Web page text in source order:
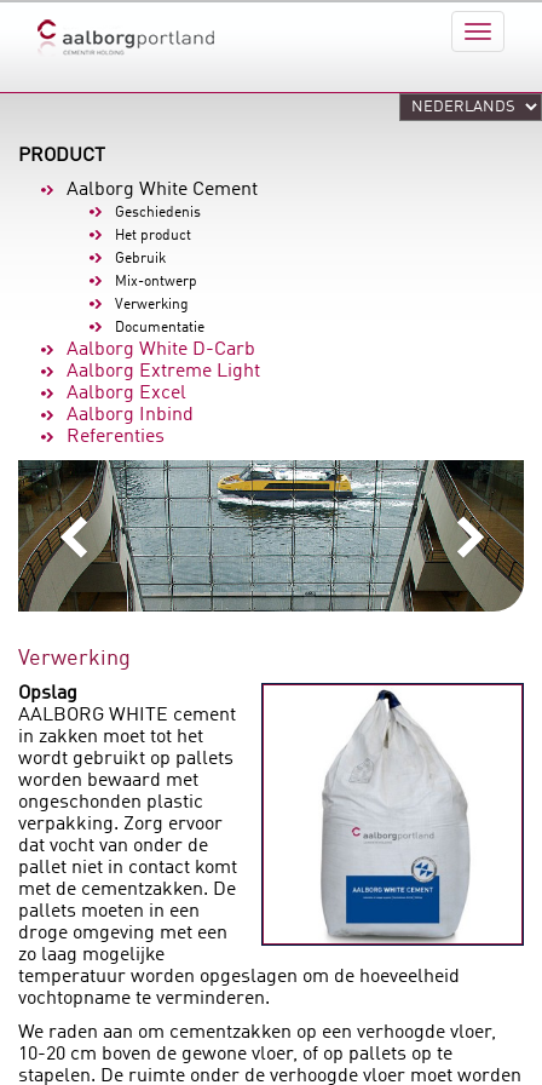
PRODUCT
Aalborg White Cement
Geschiedenis
Het product
Gebruik
Mix-ontwerp
Verwerking
Documentatie
Aalborg White D-Carb
Aalborg Extreme Light
Aalborg Excel
Aalborg Inbind
Referenties
Verwerking
Opslag
AALBORG WHITE cement
in zakken moet tot het
wordt gebruikt op pallets
worden bewaard met
ongeschonden plastic
verpakking. Zorg ervoor
dat vocht van onder de
pallet niet in contact komt
met de cementzakken. De
pallets moeten in een
droge omgeving met een
zo laag mogelijke
temperatuur worden opgeslagen om de hoeveelheid
vochtopname te verminderen.
We raden aan om cementzakken op een verhoogde vloer,
10-20 cm boven de gewone vloer, of op pallets op te
stapelen. De ruimte onder de verhoogde vloer moet worden